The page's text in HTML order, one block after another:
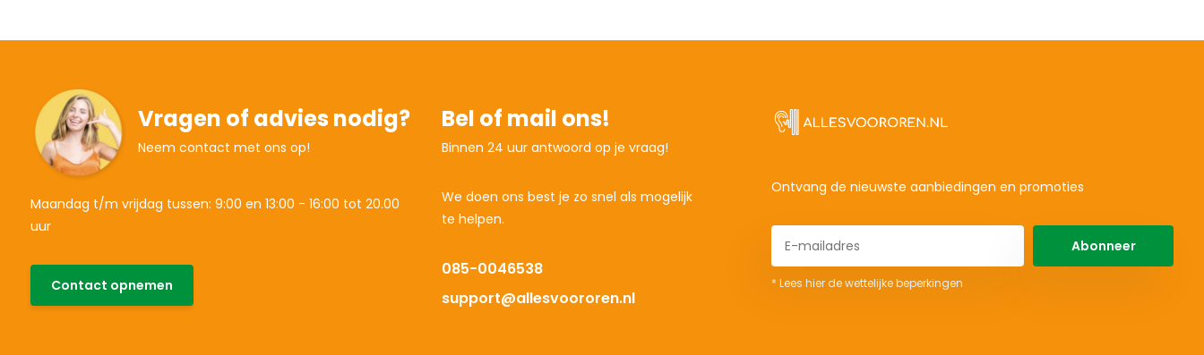
Vragen of advies nodig?
Neem contact met ons op!
Maandag t/m vrijdag tussen: 9:00 en 13:00 - 16:00 tot 20.00
uur
Contact opnemen
Bel of mail ons!
Binnen 24 uur antwoord op je vraag!
We doen ons best je zo snel als mogelijk
te helpen.
085-0046538
support@allesvoororen.nl
Ontvang de nieuwste aanbiedingen en promoties
Abonneer
* Lees hier de wettelijke beperkingen